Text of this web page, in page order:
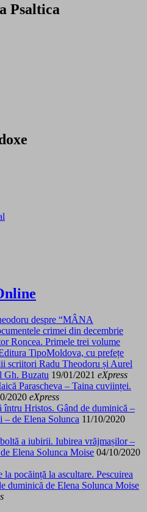
Psaltica
despre “MÂNA
crimei din decembrie
Roncea. Primele trei volume
TipoMoldova, cu prefețe
scriitori Radu Theodoru și Aurel
Gh. Buzatu 19/01/2021 eXpress
Parascheva – Taina cuviinței.
2020 eXpress
întru Hristos. Gând de duminică –
– de Elena Solunca 11/10/2020
a iubirii. Iubirea vrăjmașilor –
Elena Solunca Moise 04/10/2020
pocăință la ascultare. Pescuirea
duminică de Elena Solunca Moise